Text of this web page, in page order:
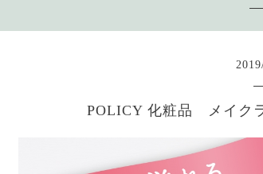
2019
POLICY 化粧品 メイク